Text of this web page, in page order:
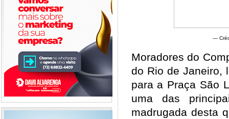
—
Moradores do
do Rio de Janeiro,
para a Praça São
uma das
madrugada desta